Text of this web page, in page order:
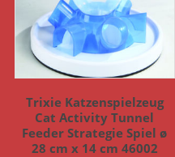
Trixie Katzenspielzeug
Cat Activity Tunnel
Feeder Strategie Spiel ø
28 cm x 14 cm 46002